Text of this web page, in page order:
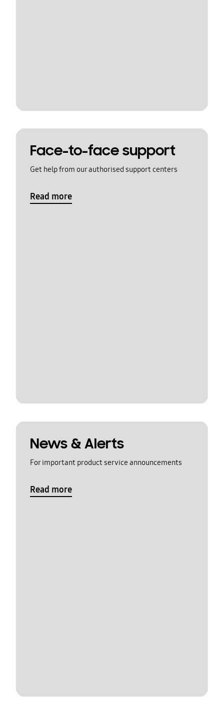
Face-to-face support
Get help from our authorised support centers
Read more
News & Alerts
For important product service announcements
Read more